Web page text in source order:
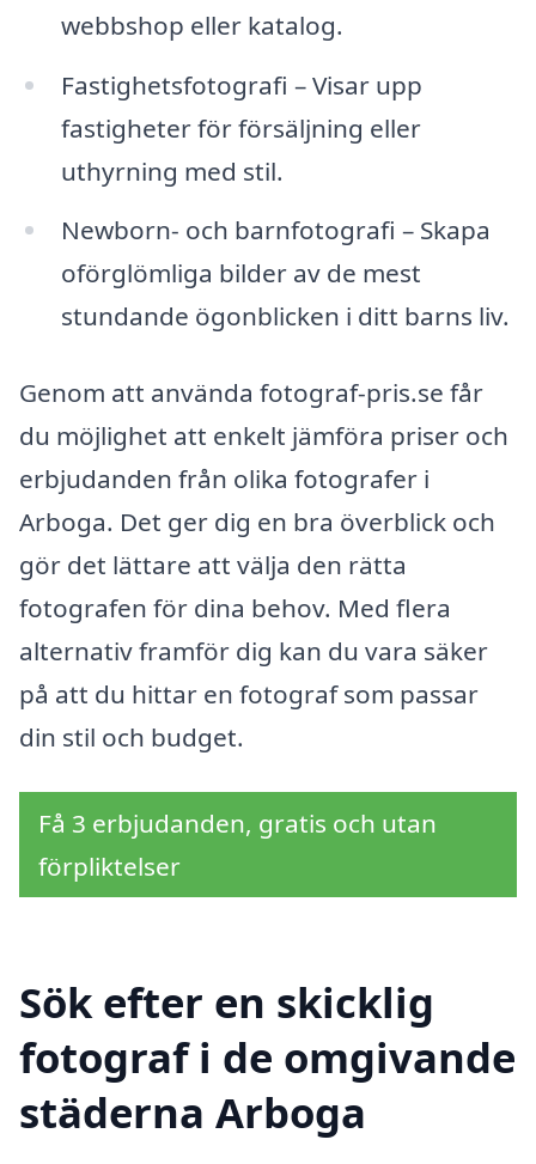
webbshop eller katalog.
Fastighetsfotografi – Visar upp
fastigheter för försäljning eller
uthyrning med stil.
Newborn- och barnfotografi – Skapa
oförglömliga bilder av de mest
stundande ögonblicken i ditt barns liv.
Genom att använda fotograf-pris.se får
du möjlighet att enkelt jämföra priser och
erbjudanden från olika fotografer i
Arboga. Det ger dig en bra överblick och
gör det lättare att välja den rätta
fotografen för dina behov. Med flera
alternativ framför dig kan du vara säker
på att du hittar en fotograf som passar
din stil och budget.
Få 3 erbjudanden, gratis och utan
förpliktelser
Sök efter en skicklig
fotograf i de omgivande
städerna Arboga